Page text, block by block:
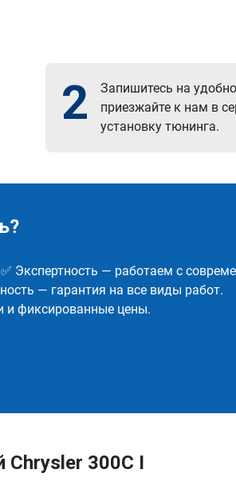
2
Запишитесь на
приезжайте к нам в
установку тюнинга.
Экспертность — работаем с
— гарантия на все виды работ.
и фиксированные цены.
Chrysler 300C I